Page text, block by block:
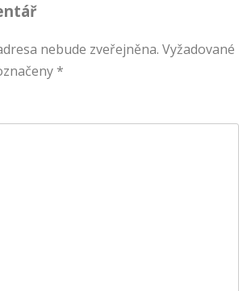
nebude zveřejněna. Vyžadované
*